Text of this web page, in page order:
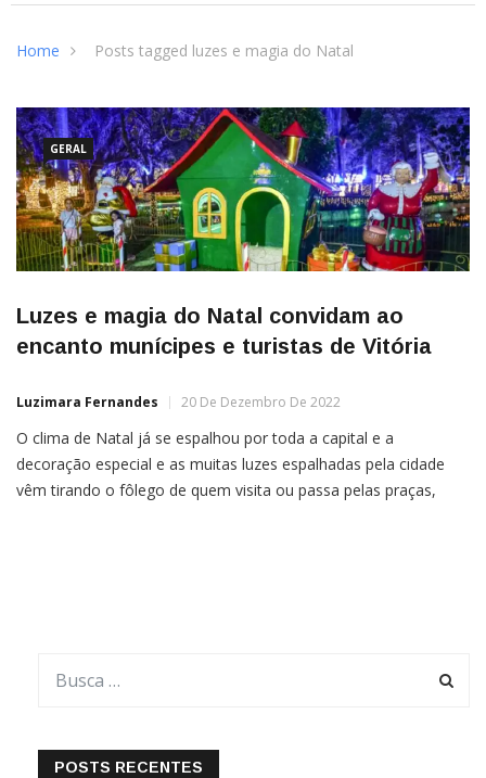
Home Posts tagged luzes e magia do Natal
GERAL
Luzes e magia do Natal convidam ao
encanto munícipes e turistas de Vitória
Luzimara Fernandes 20 De Dezembro De 2022
O clima de Natal já se espalhou por toda a capital e a
decoração especial e as muitas luzes espalhadas pela cidade
vêm tirando o fôlego de quem visita ou passa pelas praças,
POSTS RECENTES